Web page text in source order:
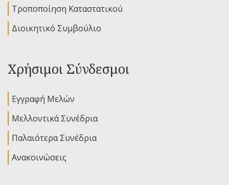
Τροποποίηση Καταστατικού
Διοικητικό Συμβούλιο
Χρήσιμοι Σύνδεσμοι
Εγγραφή Μελών
Μελλοντικά Συνέδρια
Παλαιότερα Συνέδρια
Ανακοινώσεις